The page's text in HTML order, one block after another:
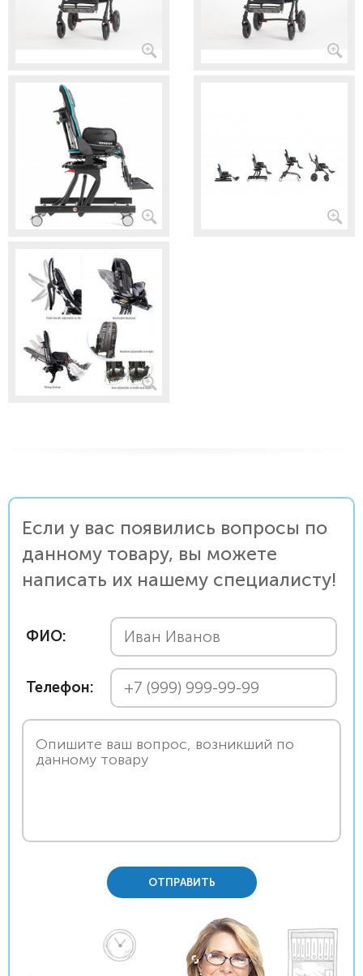
Если у вас появились вопросы по
данному товару, вы можете
написать их нашему специалисту!
ФИО:
Телефон:
ОТПРАВИТЬ